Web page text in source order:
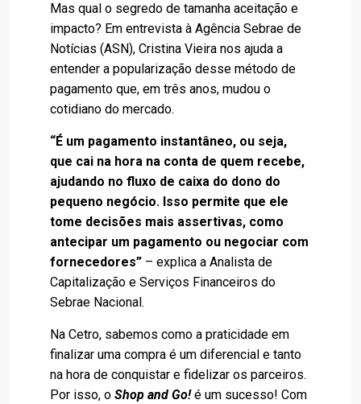
Mas qual o segredo de tamanha aceitação e
impacto? Em entrevista à Agência Sebrae de
Notícias (ASN), Cristina Vieira nos ajuda a
entender a popularização desse método de
pagamento que, em três anos, mudou o
cotidiano do mercado.
“É um pagamento instantâneo, ou seja,
que cai na hora na conta de quem recebe,
ajudando no fluxo de caixa do dono do
pequeno negócio. Isso permite que ele
tome decisões mais assertivas, como
antecipar um pagamento ou negociar com
fornecedores” – explica a Analista de
Capitalização e Serviços Financeiros do
Sebrae Nacional.
Na Cetro, sabemos como a praticidade em
finalizar uma compra é um diferencial e tanto
na hora de conquistar e fidelizar os parceiros.
Por isso, o Shop and Go!é um sucesso! Com